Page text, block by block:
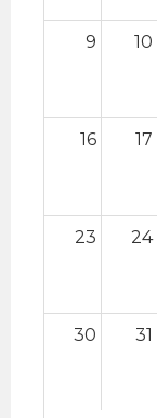
9 10
16 17
23 24
30 31